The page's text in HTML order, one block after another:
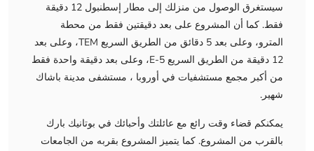
سيستغرق الوصول من منزلك إلى مطار إسطنبول 12 دقيقة
فقط. كما أن المشروع على بعد دقيقتين فقط من محطة
المترو، وعلى بعد 5 دقائق من الطريق السريع TEM، وعلى بعد
12 دقيقة من الطريق السريع E-5، وعلى بعد دقيقة واحدة فقط
من أكبر مجمع مستشفيات في أوروبا ، مستشفى مدينة باشاك
شهير.
يمكنكم قضاء وقت رائع مع عائلتك وأحبائك في بوتانيك بارك
بالقرب من المشروع. كما يتميز المشروع بقربه من الجامعات